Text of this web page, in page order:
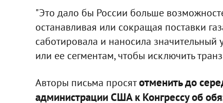
"Это дало бы России больше
останавливая или сокращая поставки
саботировала и наносила
или ее сегментам, чтобы исключить
Авторы письма просятотменить до
администрации США к Конгрессу об